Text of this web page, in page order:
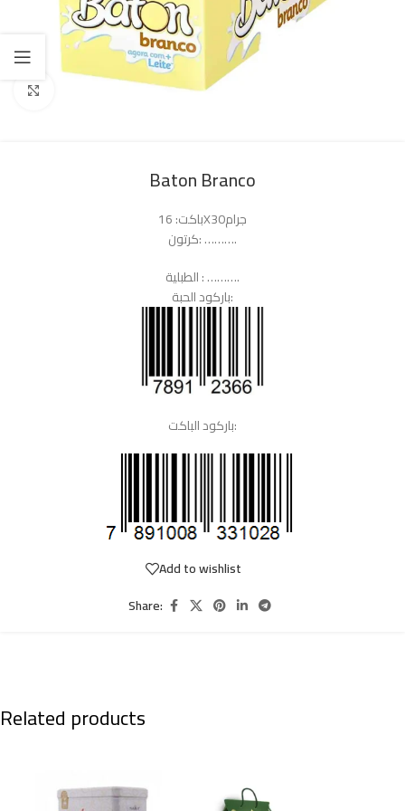
Baton Branco
باكت: 16X30جرام
كرتون: ……….
الطبلية : ……….
باركود الحبة:
باركود الباكت:
Add to wishlist
Share:
Related products